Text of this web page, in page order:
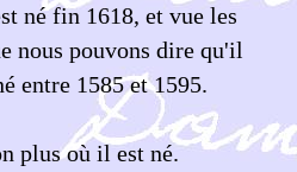
né fin 1618, et vue les
nous pouvons dire qu'il
entre 1585 et 1595.
plus où il est né.